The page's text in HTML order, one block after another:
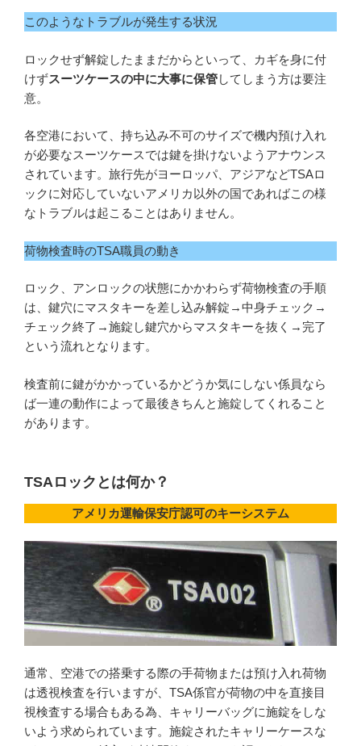
このようなトラブルが発生する状況
ロックせず解錠したままだからといって、カギを身に付
けずスーツケースの中に大事に保管してしまう方は要注
意。
各空港において、持ち込み不可のサイズで機内預け入れ
が必要なスーツケースでは鍵を掛けないようアナウンス
されています。旅行先がヨーロッパ、アジアなどTSAロ
ックに対応していないアメリカ以外の国であればこの様
なトラブルは起こることはありません。
荷物検査時のTSA職員の動き
ロック、アンロックの状態にかかわらず荷物検査の手順
は、鍵穴にマスタキーを差し込み解錠→中身チェック→
チェック終了→施錠し鍵穴からマスタキーを抜く→完了
という流れとなります。
検査前に鍵がかかっているかどうか気にしない係員なら
ば一連の動作によって最後きちんと施錠してくれること
があります。
TSAロックとは何か？
アメリカ運輸保安庁認可のキーシステム
通常、空港での搭乗する際の手荷物または預け入れ荷物
は透視検査を行いますが、TSA係官が荷物の中を直接目
視検査する場合もある為、キャリーバッグに施錠をしな
いよう求められています。施錠されたキャリーケースな